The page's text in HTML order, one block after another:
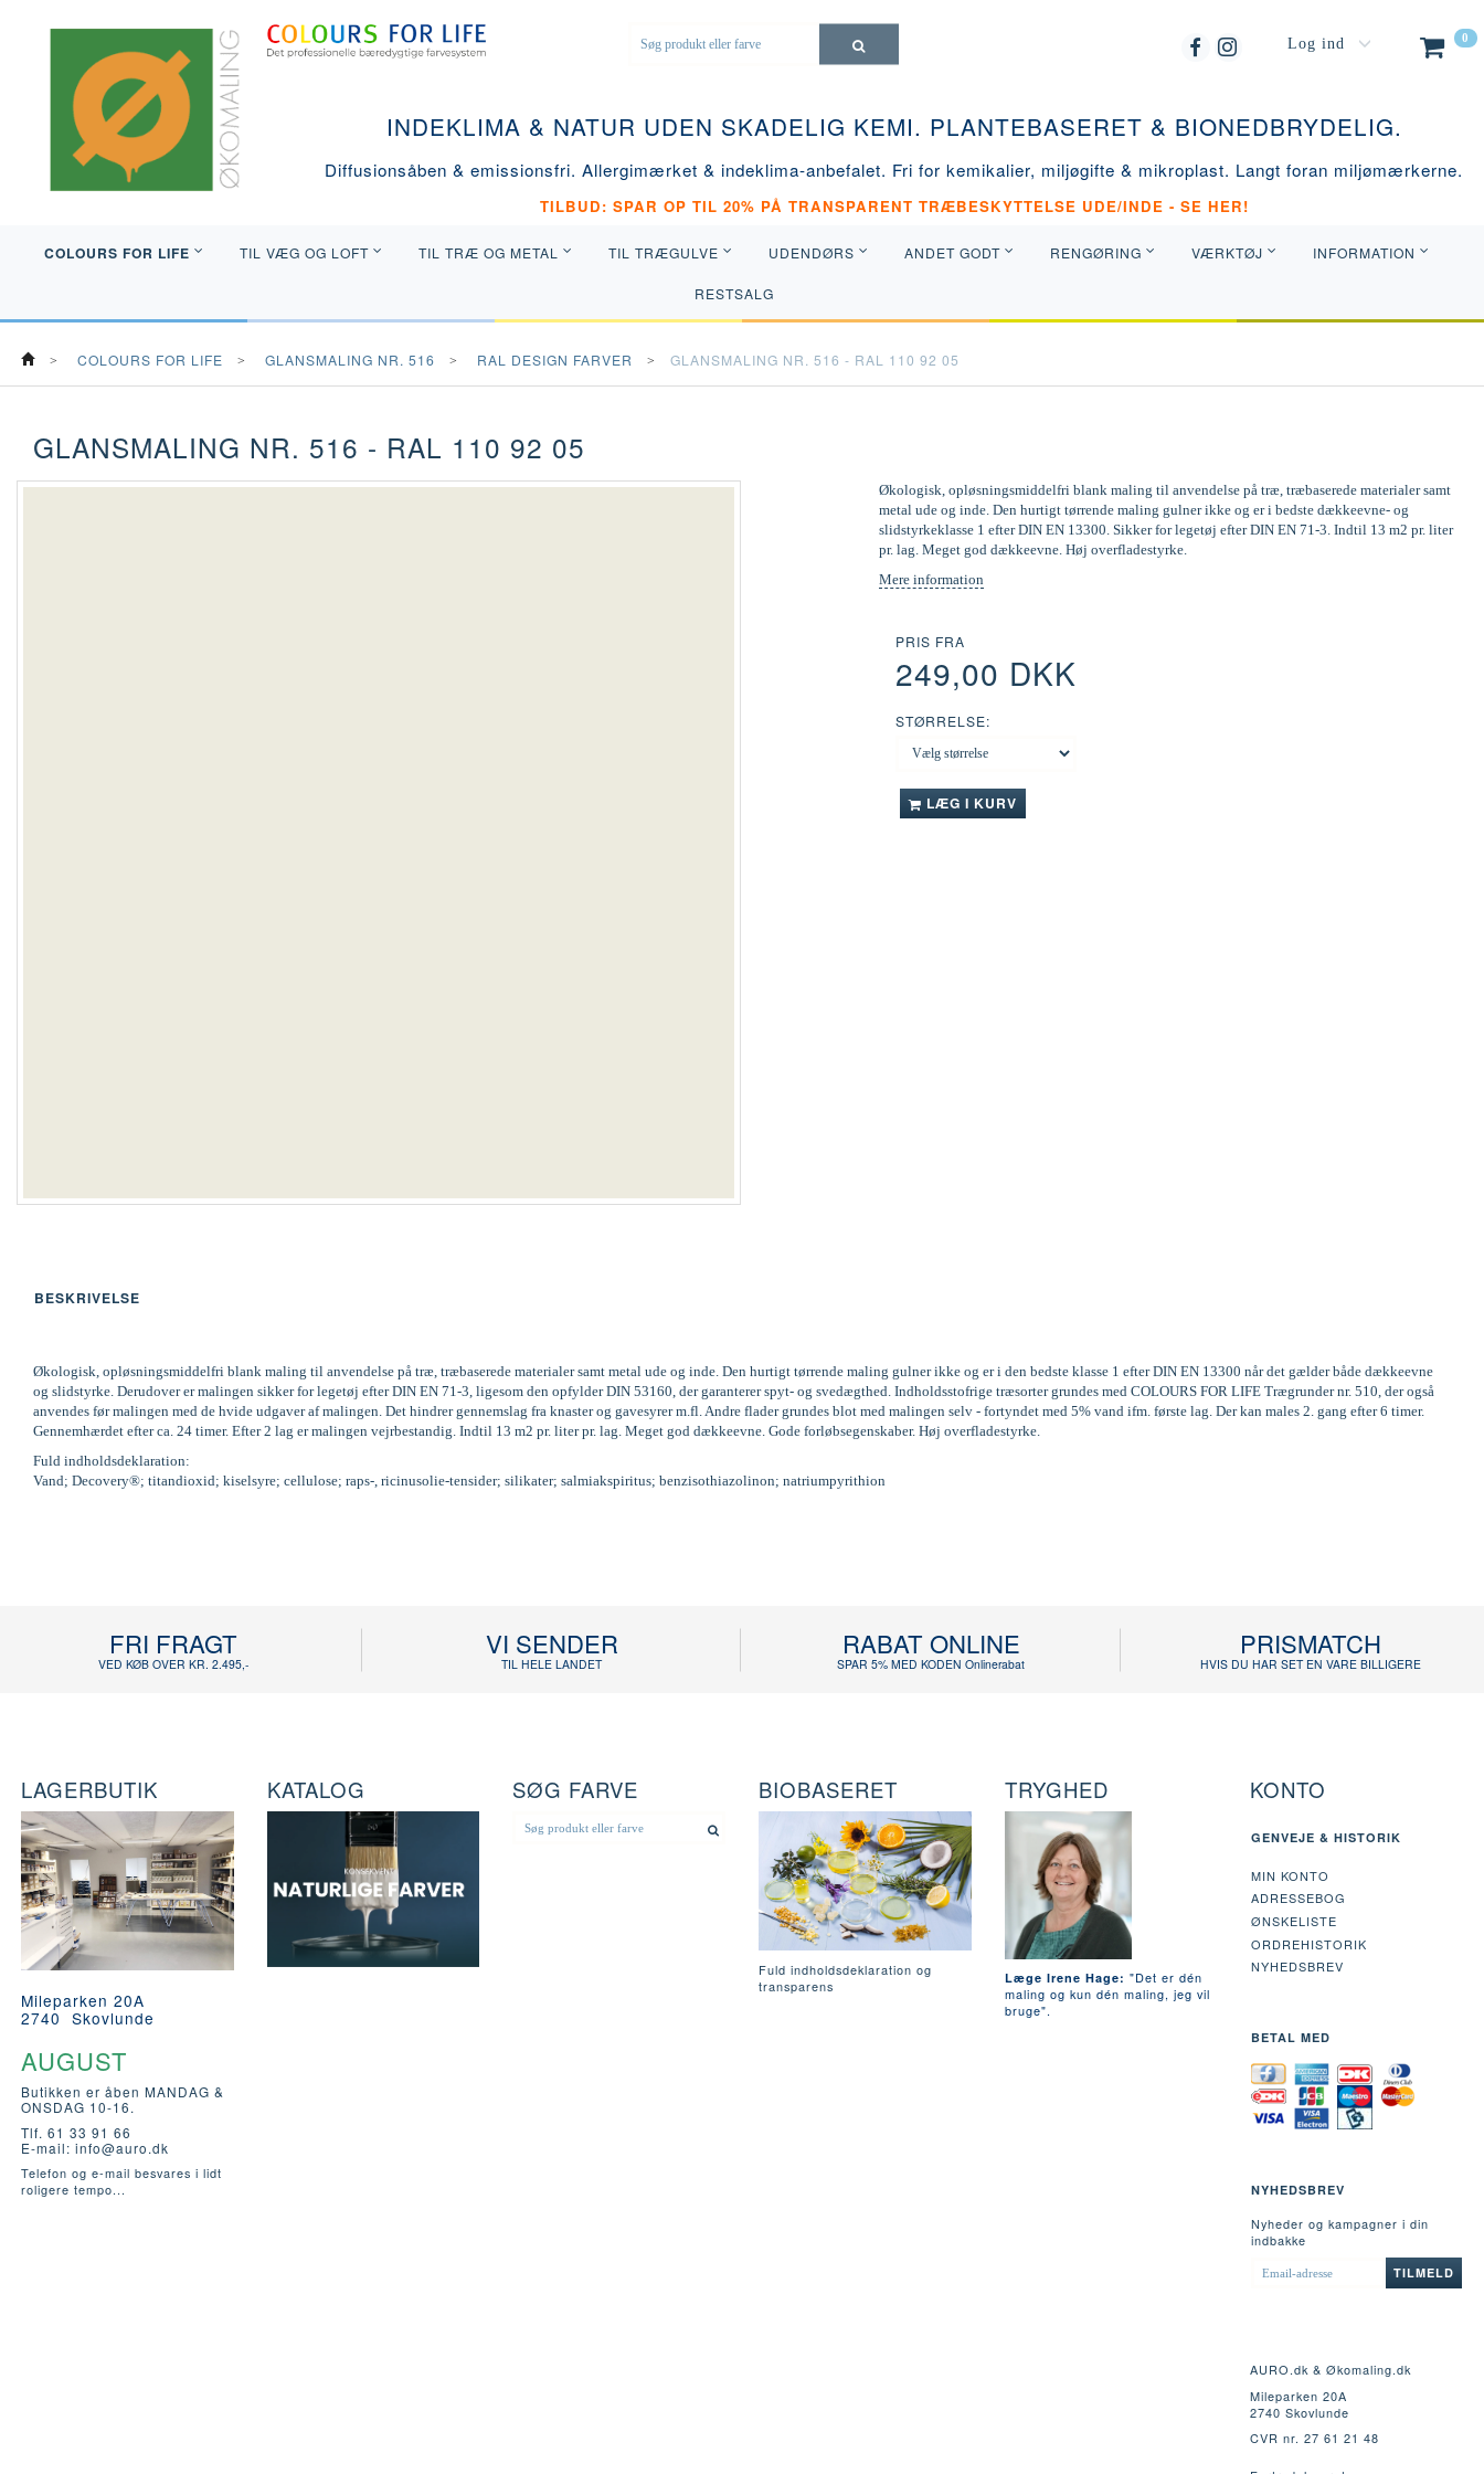
0
Log ind
INDEKLIMA & NATUR UDEN SKADELIG KEMI. PLANTEBASERET & BIONEDBRYDELIG.
Diffusionsåben & emissionsfri. Allergimærket & indeklima-anbefalet. Fri for kemikalier, miljøgifte & mikroplast. Langt foran miljømærkerne.
TILBUD: SPAR OP TIL 20% PÅ TRANSPARENT TRÆBESKYTTELSE UDE/INDE - SE HER!
COLOURS FOR LIFE TIL VÆG OG LOFT TIL TRÆ OG METAL TIL TRÆGULVE UDENDØRS ANDET GODT RENGØRING VÆRKTØJ INFORMATION
RESTSALG
COLOURS FOR LIFE GLANSMALING NR. 516 RAL DESIGN FARVER GLANSMALING NR. 516 - RAL 110 92 05
GLANSMALING NR. 516 - RAL 110 92 05
Økologisk, opløsningsmiddelfri blank maling til anvendelse på træ, træbaserede materialer samt
metal ude og inde. Den hurtigt tørrende maling gulner ikke og er i bedste dækkeevne- og
slidstyrkeklasse 1 efter DIN EN 13300. Sikker for legetøj efter DIN EN 71-3. Indtil 13 m2 pr. liter
pr. lag. Meget god dækkeevne. Høj overfladestyrke.
Mere information
PRIS FRA
249,00 DKK
STØRRELSE:
LÆG I KURV
BESKRIVELSE
Økologisk, opløsningsmiddelfri blank maling til anvendelse på træ, træbaserede materialer samt metal ude og inde. Den hurtigt tørrende maling gulner ikke og er i den bedste klasse 1 efter DIN EN 13300 når det gælder både dækkeevne
og slidstyrke. Derudover er malingen sikker for legetøj efter DIN EN 71-3, ligesom den opfylder DIN 53160, der garanterer spyt- og svedægthed. Indholdsstofrige træsorter grundes med COLOURS FOR LIFE Trægrunder nr. 510, der også
anvendes før malingen med de hvide udgaver af malingen. Det hindrer gennemslag fra knaster og gavesyrer m.fl. Andre flader grundes blot med malingen selv - fortyndet med 5% vand ifm. første lag. Der kan males 2. gang efter 6 timer.
Gennemhærdet efter ca. 24 timer. Efter 2 lag er malingen vejrbestandig. Indtil 13 m2 pr. liter pr. lag. Meget god dækkeevne. Gode forløbsegenskaber. Høj overfladestyrke.
Fuld indholdsdeklaration:
Vand; Decovery®; titandioxid; kiselsyre; cellulose; raps-, ricinusolie-tensider; silikater; salmiakspiritus; benzisothiazolinon; natriumpyrithion
FRI FRAGT
VED KØB OVER KR. 2.495,-
VI SENDER
TIL HELE LANDET
RABAT ONLINE
SPAR 5% MED KODEN Onlinerabat
PRISMATCH
HVIS DU HAR SET EN VARE BILLIGERE
LAGERBUTIK
Mileparken 20A
2740 Skovlunde
AUGUST
Butikken er åben MANDAG &
ONSDAG 10-16.
Tlf. 61 33 91 66
E-mail: info@auro.dk
Telefon og e-mail besvares i lidt
roligere tempo...
KATALOG SØG FARVE BIOBASERET
Fuld indholdsdeklaration og
transparens
TRYGHED
Læge Irene Hage: "Det er dén
maling og kun dén maling, jeg vil
bruge".
KONTO
GENVEJE & HISTORIK
MIN KONTO
ADRESSEBOG
ØNSKELISTE
ORDREHISTORIK
NYHEDSBREV
BETAL MED
NYHEDSBREV
Nyheder og kampagner i din
indbakke
EMAIL-
ADRESSE
TILMELD
AURO.dk & Økomaling.dk
Mileparken 20A
2740 Skovlunde
CVR nr. 27 61 21 48